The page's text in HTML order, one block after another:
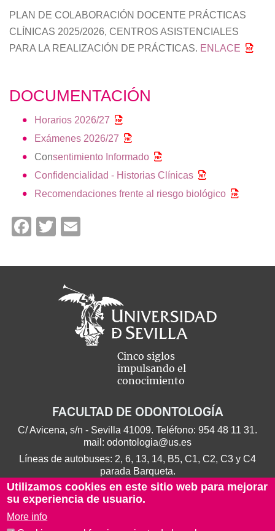
PLAN DE COLABORACIÓN DOCENTE PRÁCTICAS
CLÍNICAS 2025/2026, CENTROS ASISTENCIALES
PARA LA REALIZACIÓN DE PRÁCTICAS. ENLACE
DOCUMENTACIÓN
Horarios 2026/27
Exámenes 2026/27
Consentimiento Informado
Confidencialidad - Historias Clínicas
Recomendaciones frente al riesgo biológico
Facebook
Twitter
Cinco siglos
impulsando el
conocimiento
FACULTAD DE ODONTOLOGÍA
C/ Avicena, s/n - Sevilla 41009. Teléfono: 954 48 11 31.
mail: odontologia@us.es
Líneas de autobuses: 2, 6, 13, 14, B5, C1, C2, C3 y C4
parada Barqueta.
Utilizamos cookies en este sitio web para mejorar
su experiencia de usuario.
More info